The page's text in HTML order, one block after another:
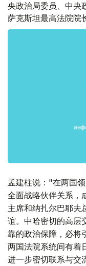
央政治局委员、中央
萨克斯坦最高法院院
孟建柱说："在两国
全面战略伙伴关系，
主席和纳扎尔巴耶夫
谊。中哈密切的高层
靠的政治保障，必将
两国法院系统间有着
进一步密切联系与交